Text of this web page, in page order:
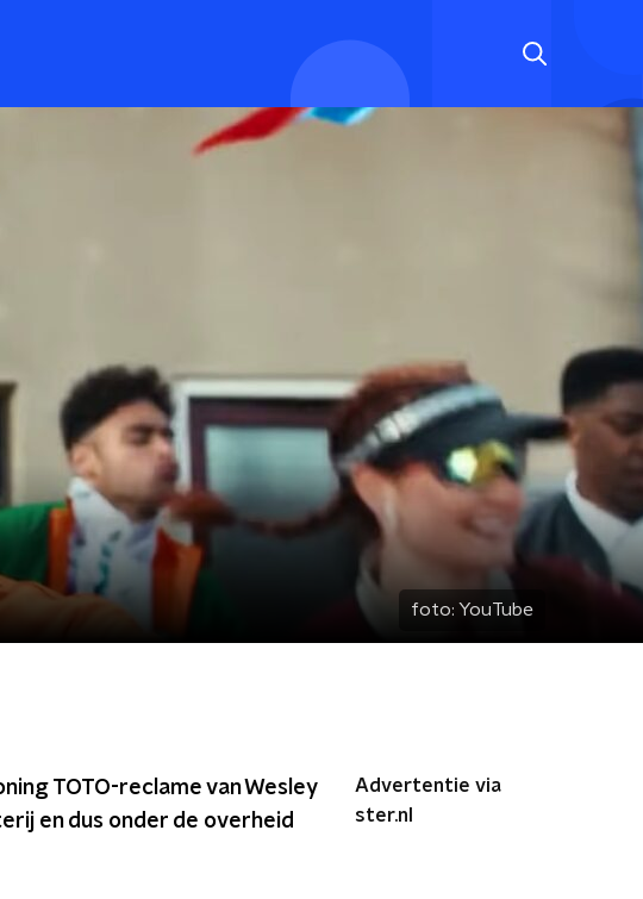
foto: YouTube
TOTO-reclame van Wesley
en dus onder de overheid
Advertentie via
ster.nl